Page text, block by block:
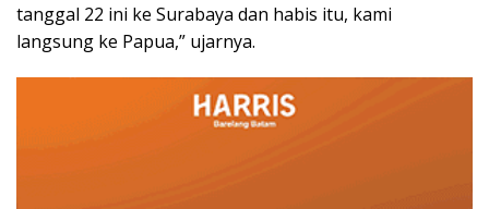
tanggal 22 ini ke Surabaya dan habis itu, kami
langsung ke Papua,” ujarnya.